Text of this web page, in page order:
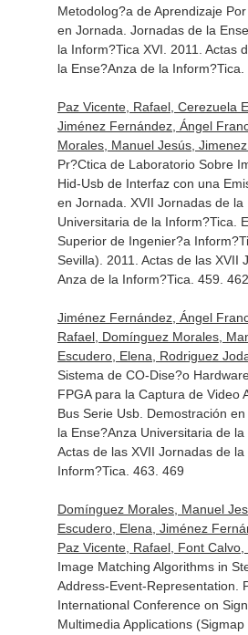
Metodolog?a de Aprendizaje
en Jornada. Jornadas de la
la Inform?Tica XVI. 2011. Actas
la Ense?Anza de la Inform?Tica.
Paz Vicente, Rafael, Cerezuela
Jiménez Fernández, Ángel
Morales, Manuel Jesús,
Pr?Ctica de Laboratorio Sobre
Hid-Usb de Interfaz con una
en Jornada. XVII Jornadas de la
Universitaria de la Inform?Tica.
Superior de Ingenier?a
Sevilla). 2011. Actas de las XVII
Anza de la Inform?Tica. 459. 462
Jiménez Fernández, Ángel
Rafael, Domínguez Morales,
Escudero, Elena, Rodriguez
Sistema de CO-Dise?o
FPGA para la Captura de Video
Bus Serie Usb. Demostración
la Ense?Anza Universitaria de la
Actas de las XVII Jornadas de
Inform?Tica. 463. 469
Domínguez Morales, Manuel
Escudero, Elena, Jiménez
Paz Vicente, Rafael, Font
Image Matching Algorithms in
Address-Event-Representation.
International Conference on
Multimedia Applications (Sigmap